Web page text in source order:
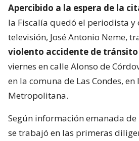
Apercibido a la espera de la
la Fiscalía quedó el periodista y
televisión, José Antonio Neme,
violento accidente de tránsito
viernes en calle Alonso de
en la comuna de Las Condes,
Metropolitana.
Según información emanada de
se trabajó en las primeras